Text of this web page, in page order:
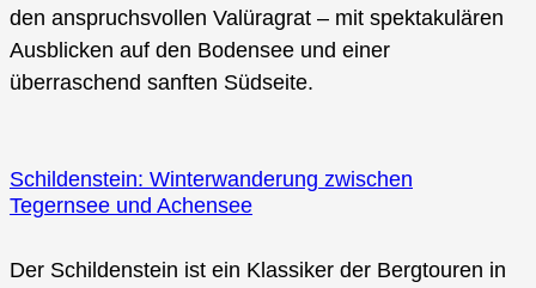
den anspruchsvollen Valüragrat – mit spektakulären
Ausblicken auf den Bodensee und einer
überraschend sanften Südseite.
Schildenstein: Winterwanderung zwischen
Tegernsee und Achensee
Der Schildenstein ist ein Klassiker der Bergtouren in